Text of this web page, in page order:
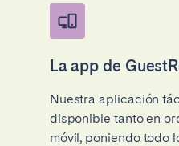
La app de
Nuestra aplicación
disponible tanto en
móvil, poniendo todo